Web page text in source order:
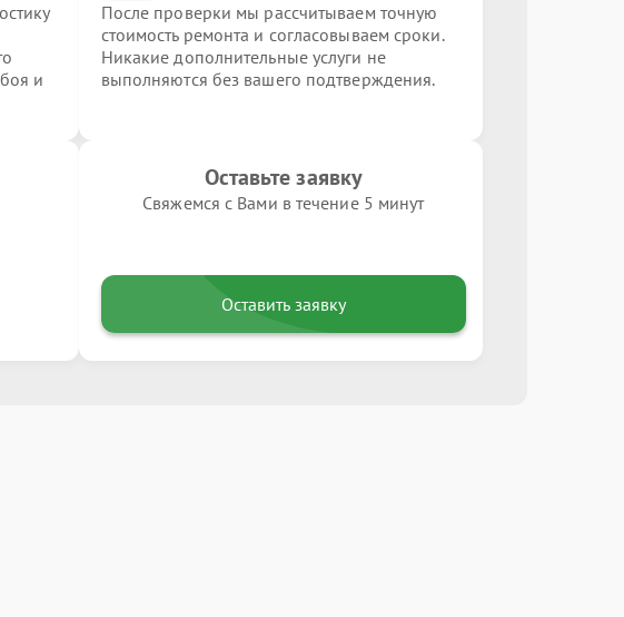
и
После проверки мы рассчитываем точную
стоимость ремонта и согласовываем сроки.
Никакие дополнительные услуги не
выполняются без вашего подтверждения.
Оставьте заявку
Свяжемся с Вами в течение 5 минут
Оставить заявку